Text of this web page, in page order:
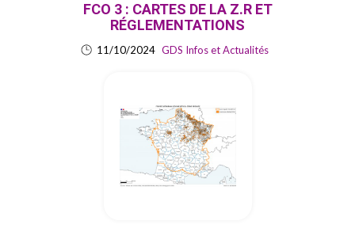
FCO 3 : CARTES DE LA Z.R ET
RÉGLEMENTATIONS
11/10/2024 GDS Infos et Actualités